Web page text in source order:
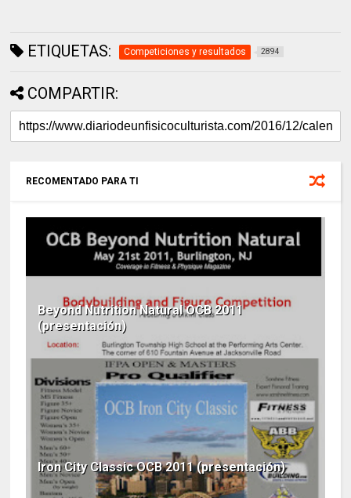
ETIQUETAS: Competiciones y resultados 2894
COMPARTIR:
RECOMENTADO PARA TI
Beyond Nutrition Natural OCB 2011
(presentación)
Iron City Classic OCB 2011 (presentación)